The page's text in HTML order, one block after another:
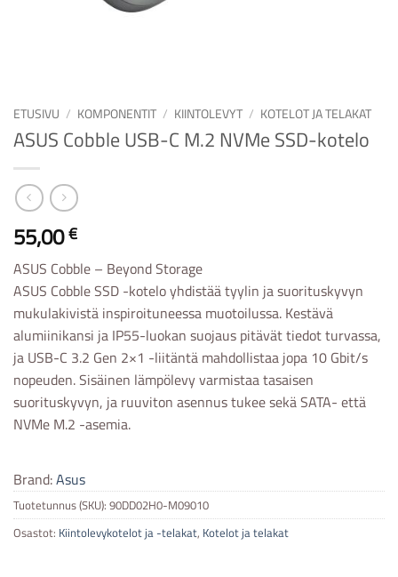
ETUSIVU / KOMPONENTIT / KIINTOLEVYT / KOTELOT JA TELAKAT
ASUS Cobble USB-C M.2 NVMe SSD-kotelo
55,00€
ASUS Cobble – Beyond Storage
ASUS Cobble SSD -kotelo yhdistää tyylin ja suorituskyvyn
mukulakivistä inspiroituneessa muotoilussa. Kestävä
alumiinikansi ja IP55-luokan suojaus pitävät tiedot turvassa,
ja USB-C 3.2 Gen 2×1 -liitäntä mahdollistaa jopa 10 Gbit/s
nopeuden. Sisäinen lämpölevy varmistaa tasaisen
suorituskyvyn, ja ruuviton asennus tukee sekä SATA- että
NVMe M.2 -asemia.
Brand:Asus
Tuotetunnus (SKU): 90DD02H0-M09010
Osastot: Kiintolevykotelot ja -telakat, Kotelot ja telakat